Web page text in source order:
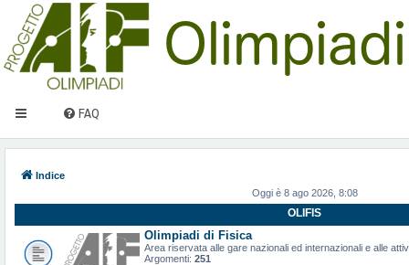
FAQ
Indice
Oggi è 8 ago 2026, 8:08
OLIFIS
Olimpiadi di Fisica
Area riservata alle gare nazionali ed internazionali e alle
Argomenti: 251